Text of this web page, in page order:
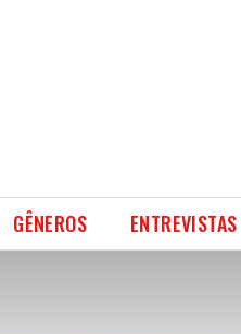
GÊNEROS ENTREVISTAS